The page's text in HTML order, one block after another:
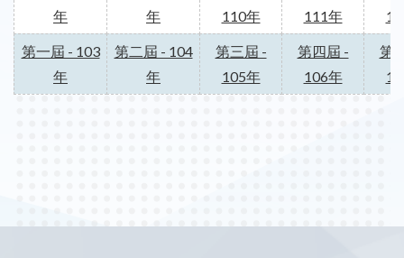
年
年
110年
111年
第一屆 - 103
年
第二屆 - 104
年
第三屆 -
105年
第四屆 -
106年
第